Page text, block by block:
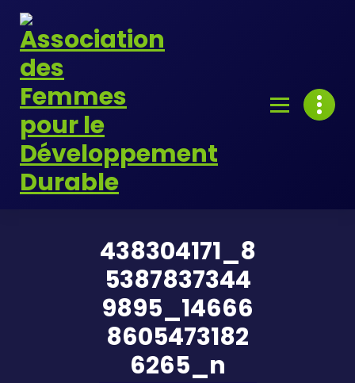
Skip
content
438304171_8
5387837344
9895_14666
8605473182
6265_n